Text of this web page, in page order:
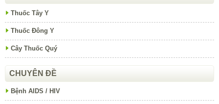
Thuốc Tây Y
Thuốc Đông Y
Cây Thuốc Quý
CHUYÊN ĐỀ
Bệnh AIDS / HIV